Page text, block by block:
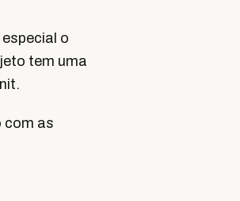
o
tem uma
com as